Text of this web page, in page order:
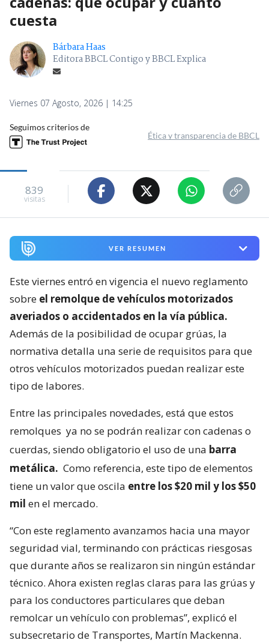
cuesta
Bárbara Haas
Editora BBCL Contigo y BBCL Explica
Viernes 07 Agosto, 2026 | 14:25
Seguimos criterios de
Ética y transparencia de BBCL
839
visitas
VER RESUMEN
Este viernes entró en vigencia el nuevo reglamento
sobre el remolque de vehículos motorizados
averiados o accidentados en la vía pública.
Además de la posibilidad de ocupar grúas, la
normativa detalla una serie de requisitos para que
otros vehículos motorizados puedan realizar este
tipo de labores.
Entre las principales novedades, está que estos
remolques ya no se podrán realizar con cadenas o
cuerdas, siendo obligatorio el uso de una barra
metálica. Como referencia, este tipo de elementos
tiene un valor que oscila entre los $20 mil y los $50
mil en el mercado.
“Con este reglamento avanzamos hacia una mayor
seguridad vial, terminando con prácticas riesgosas
que durante años se realizaron sin ningún estándar
técnico. Ahora existen reglas claras para las grúas y
para los conductores particulares que deban
remolcar un vehículo con problemas”, explicó el
subsecretario de Transportes, Martín Mackenna.